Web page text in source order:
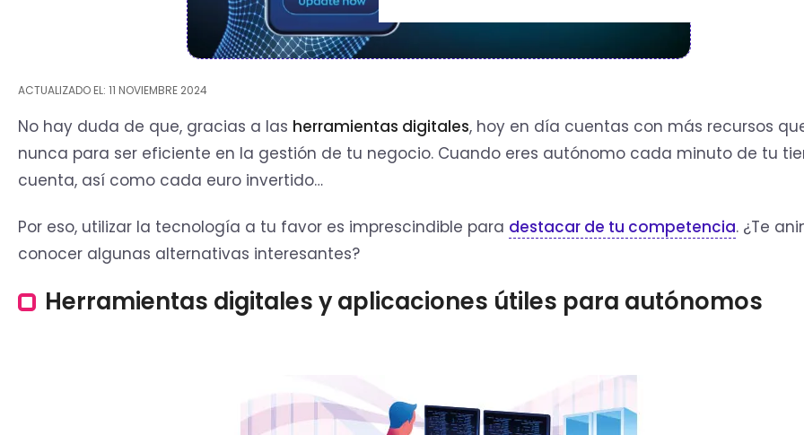
ACTUALIZADO EL: 11 NOVIEMBRE 2024
No hay duda de que, gracias a las herramientas digitales, hoy en día cuentas con más recursos
nunca para ser eficiente en la gestión de tu negocio. Cuando eres autónomo cada minuto de tu
cuenta, así como cada euro invertido…
Por eso, utilizar la tecnología a tu favor es imprescindible para destacar de tu competencia. ¿Te
conocer algunas alternativas interesantes?
Herramientas digitales y aplicaciones útiles para autónomos